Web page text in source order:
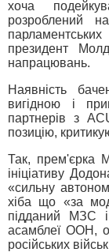
хоча
розроблений
президент
напрацювань.
Наявність
вигідною і
партнерів з
позицію,
Так, прем'єрка
ініціативу
«сильну
хіба що «за
підданий МЗС
асамблеї ООН,
російських